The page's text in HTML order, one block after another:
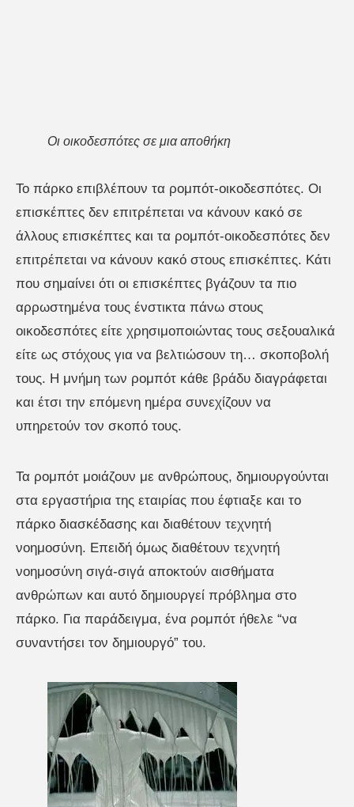
Οι οικοδεσπότες σε μια αποθήκη
Το πάρκο επιβλέπουν τα ρομπότ-οικοδεσπότες. Οι
επισκέπτες δεν επιτρέπεται να κάνουν κακό σε
άλλους επισκέπτες και τα ρομπότ-οικοδεσπότες δεν
επιτρέπεται να κάνουν κακό στους επισκέπτες. Κάτι
που σημαίνει ότι οι επισκέπτες βγάζουν τα πιο
αρρωστημένα τους ένστικτα πάνω στους
οικοδεσπότες είτε χρησιμοποιώντας τους σεξουαλικά
είτε ως στόχους για να βελτιώσουν τη… σκοποβολή
τους. Η μνήμη των ρομπότ κάθε βράδυ διαγράφεται
και έτσι την επόμενη ημέρα συνεχίζουν να
υπηρετούν τον σκοπό τους.
Τα ρομπότ μοιάζουν με ανθρώπους, δημιουργούνται
στα εργαστήρια της εταιρίας που έφτιαξε και το
πάρκο διασκέδασης και διαθέτουν τεχνητή
νοημοσύνη. Επειδή όμως διαθέτουν τεχνητή
νοημοσύνη σιγά-σιγά αποκτούν αισθήματα
ανθρώπων και αυτό δημιουργεί πρόβλημα στο
πάρκο. Για παράδειγμα, ένα ρομπότ ήθελε “να
συναντήσει τον δημιουργό” του.